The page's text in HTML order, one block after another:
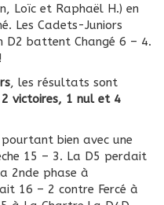
Loïc et Raphaël H.) en
Les Cadets-Juniors
D2 battent Changé 6 – 4.
, les résultats sont
victoires, 1 nul et 4
bien avec une
15 – 3. La D5 perdait
2nde phase à
16 – 2 contre Fercé à